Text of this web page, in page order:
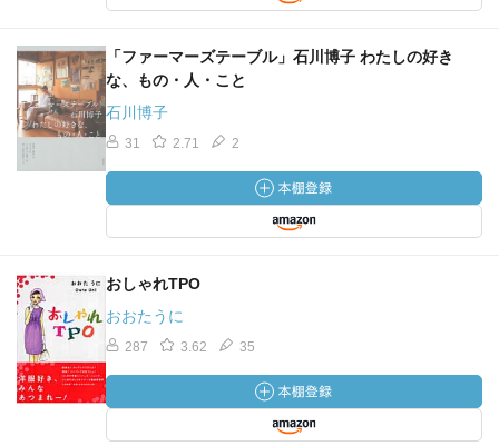
「ファーマーズテーブル」石川博子 わたしの好き
な、もの・人・こと
石川博子
31 2.71 2
おしゃれTPO
おおたうに
287 3.62 35